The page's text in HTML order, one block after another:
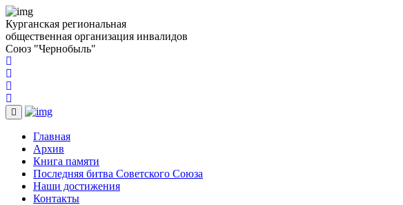
Курганская региональная
общественная организация инвалидов
Союз "Чернобыль"
Главная(current)
Архив
Книга памяти
Последняя битва Советского Союза
Наши достижения(current)
Контакты(current)